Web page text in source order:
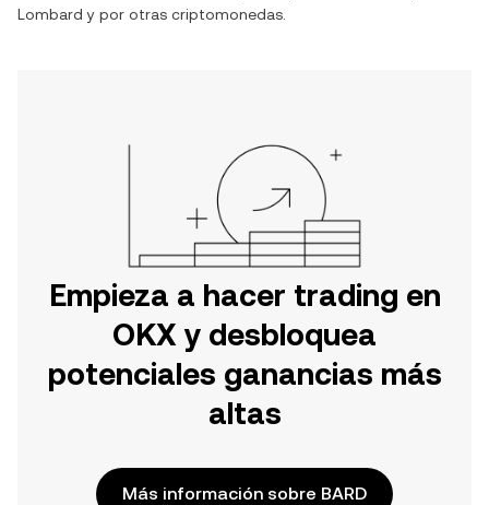
Lombard y por otras criptomonedas.
Empieza a hacer trading en
OKX y desbloquea
potenciales ganancias más
altas
Más información sobre BARD